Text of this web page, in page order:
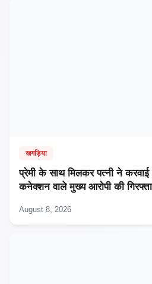
खगड़िया
प्रेमी के साथ मिलकर पत्नी ने करवाई
कनेक्शन वाले मुख्य आरोपी की
August 8, 2026